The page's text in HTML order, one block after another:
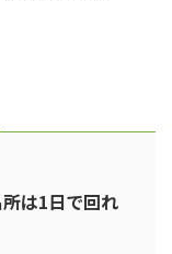
は1日で回れ